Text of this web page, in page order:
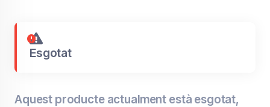
Esgotat
Aquest producte actualment està esgotat,